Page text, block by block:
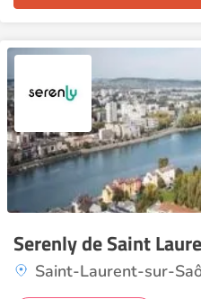
Serenly de Saint
Saint-Laurent-sur-